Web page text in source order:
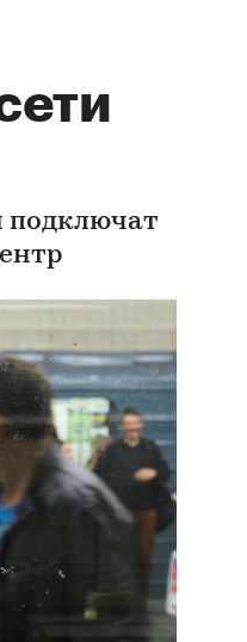
подключат